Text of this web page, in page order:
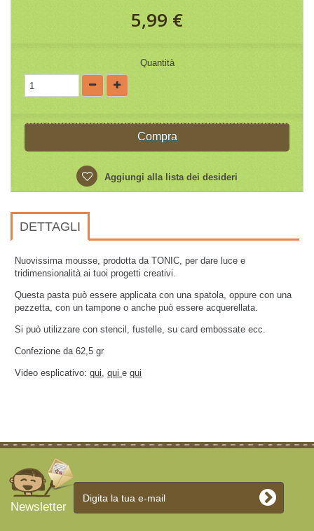
5,99 €
Quantità
Compra
Aggiungi alla lista dei desideri
DETTAGLI
Nuovissima mousse, prodotta da TONIC, per dare luce e
tridimensionalità ai tuoi progetti creativi.
Questa pasta può essere applicata con una spatola, oppure con una
pezzetta, con un tampone o anche può essere acquerellata.
Si può utilizzare con stencil, fustelle, su card embossate ecc.
Confezione da 62,5 gr
Video esplicativo: qui, qui e qui
Newsletter